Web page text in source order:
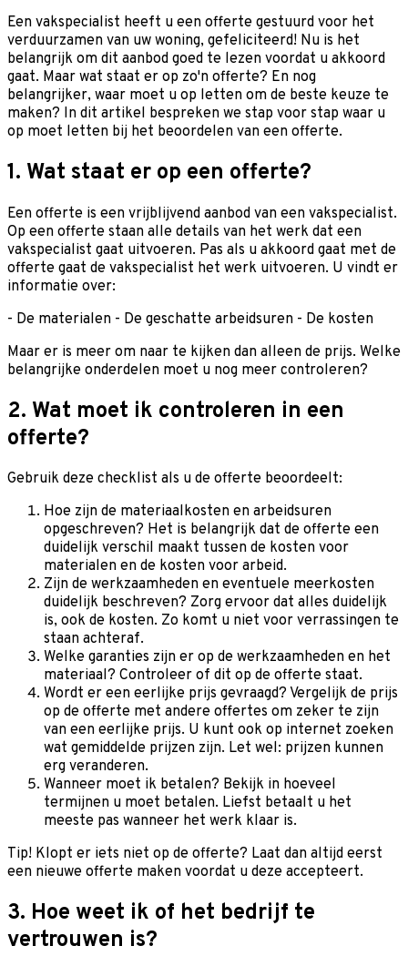
Een vakspecialist heeft u een offerte gestuurd voor het
verduurzamen van uw woning, gefeliciteerd! Nu is het
belangrijk om dit aanbod goed te lezen voordat u akkoord
gaat. Maar wat staat er op zo'n offerte? En nog
belangrijker, waar moet u op letten om de beste keuze te
maken? In dit artikel bespreken we stap voor stap waar u
op moet letten bij het beoordelen van een offerte.
1. Wat staat er op een offerte?
Een offerte is een vrijblijvend aanbod van een vakspecialist.
Op een offerte staan alle details van het werk dat een
vakspecialist gaat uitvoeren. Pas als u akkoord gaat met de
offerte gaat de vakspecialist het werk uitvoeren. U vindt er
informatie over:
- De materialen - De geschatte arbeidsuren - De kosten
Maar er is meer om naar te kijken dan alleen de prijs. Welke
belangrijke onderdelen moet u nog meer controleren?
2. Wat moet ik controleren in een
offerte?
Gebruik deze checklist als u de offerte beoordeelt:
Hoe zijn de materiaalkosten en arbeidsuren
opgeschreven? Het is belangrijk dat de offerte een
duidelijk verschil maakt tussen de kosten voor
materialen en de kosten voor arbeid.
Zijn de werkzaamheden en eventuele meerkosten
duidelijk beschreven? Zorg ervoor dat alles duidelijk
is, ook de kosten. Zo komt u niet voor verrassingen te
staan achteraf.
Welke garanties zijn er op de werkzaamheden en het
materiaal? Controleer of dit op de offerte staat.
Wordt er een eerlijke prijs gevraagd? Vergelijk de prijs
op de offerte met andere offertes om zeker te zijn
van een eerlijke prijs. U kunt ook op internet zoeken
wat gemiddelde prijzen zijn. Let wel: prijzen kunnen
erg veranderen.
Wanneer moet ik betalen? Bekijk in hoeveel
termijnen u moet betalen. Liefst betaalt u het
meeste pas wanneer het werk klaar is.
Tip! Klopt er iets niet op de offerte? Laat dan altijd eerst
een nieuwe offerte maken voordat u deze accepteert.
3. Hoe weet ik of het bedrijf te
vertrouwen is?